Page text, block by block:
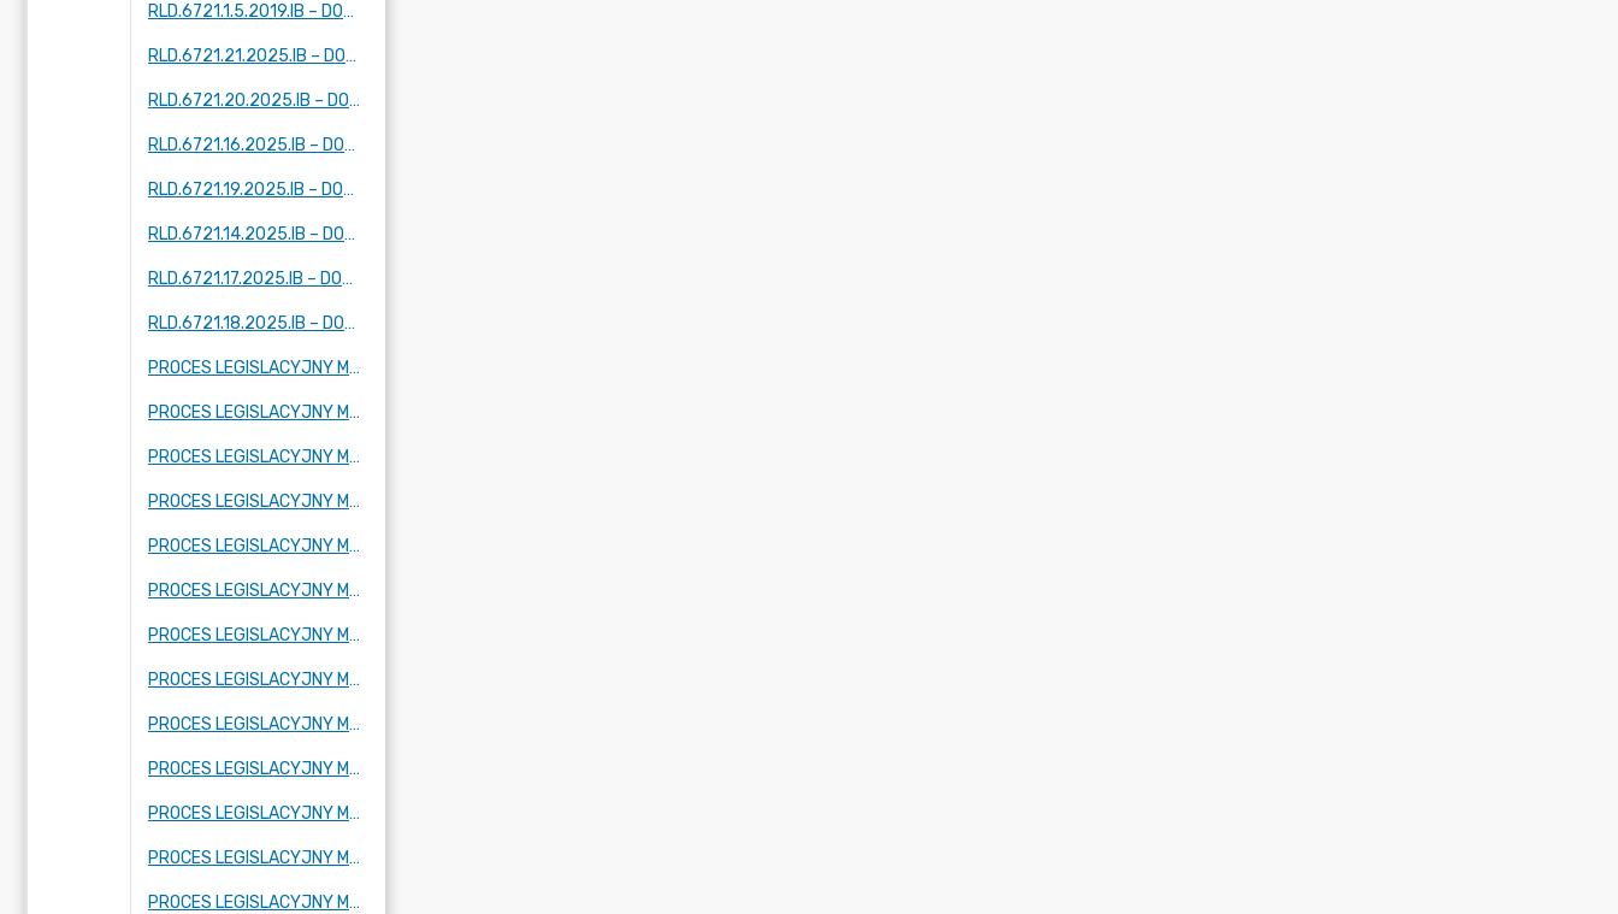
RLD.6721.1.5.2019.IB – DOTYCZY FRAGMENTÓW MIEJSCOWOŚCI: KRZE DUŻE, ADAMÓW-PARCEL, RADZIEJOWICE
RLD.6721.21.2025.IB – DOTYCZY FRAGMENTU MIEJSCOWOŚCI: ZAZDROŚĆ
RLD.6721.20.2025.IB – DOTYCZY FRAGMENTU MIEJSCOWOŚCI: RADZIEJOWICE
RLD.6721.16.2025.IB – DOTYCZY DWÓCH FRAGMENTÓW MIEJSCOWOŚCI: KUKLÓWKA ZARZECZNA
RLD.6721.19.2025.IB – DOTYCZY DWÓCH FRAGMENTÓW MIEJSCOWOŚCI: KUKLÓWKA ZARZECZNA
RLD.6721.14.2025.IB – DOTYCZY FRAGMENTU MIEJSCOWOŚCI: TARTAK BRZÓZKI, KORYTÓW (I I II) ZBOISKA, KAMIONKA
RLD.6721.17.2025.IB – DOTYCZY FRAGMENTU MIEJSCOWOŚCI: ADAMÓW -WIEŚ, KUKLÓWKA ZARZECZNA I KRZE DUŻE
RLD.6721.18.2025.IB – DOTYCZY FRAGMENTU MIEJSCOWOŚCI KUKLÓWKA ZARZECZNA.
PROCES LEGISLACYJNY MPZP OBEJMUJĄCY FRAGMENT MIEJSCOWOŚCI RADZIEJOWICE PARCEL
PROCES LEGISLACYJNY MPZP OBEJMUJĄCY FRAGMENT MIEJSCOWOŚCI BUDY MSZCZONOWSKIE
PROCES LEGISLACYJNY MPZP OBEJMUJĄCY FRAGMENT MIEJSCOWOŚCI KRZE DUŻE
PROCES LEGISLACYJNY MPZP OBEJMUJĄCY FRAGMENT MIEJSCOWOŚCI RADZIEJOWICE, FRAGMENTY MIEJSCOWOŚCI RADZIEJOWICE-PARCEL ORAZ FRAGMENTY MIEJSCOWOŚCI ZBOISKA
PROCES LEGISLACYJNY MPZP OBEJMUJĄCY FRAGMENT MIEJSCOWOŚCI SŁABOMIERZ, FRAGMENT MIEJSCOWOŚCI BUDY MSZCZONOWSKIE, FRAGMENT MIEJSCOWOŚCI KRZYŻÓWKA ORAZ FRAGMENT MIEJSCOWOŚCI ZAZDROŚĆ
PROCES LEGISLACYJNY MPZP OBEJMUJĄCY FRAGMENT MIEJSCOWOŚCI KRZE DUŻE
PROCES LEGISLACYJNY MPZP OBEJMUJĄCY FRAGMENT MIEJSCOWOŚCI ADAMÓW-WIEŚ ORAZ FRAGMENT MIEJSCOWOŚCI KUKLÓWKA RADZIEJOWICKA
PROCES LEGISLACYJNY MPZP OBEJMUJĄCY FRAGMENT MIEJSCOWOŚCI CHROBOTY
PROCES LEGISLACYJNY MPZP OBEJMUJĄCY FRAGMENT MIEJSCOWOŚCI KORYTÓW
PROCES LEGISLACYJNY MPZP OBEJMUJĄCY FRAGMENT MIEJSCOWOŚCI ADAMÓW-PARCEL ORAZ FRAGMENT MIEJSCOWOŚCI BUDY JÓZEFOWSKIE
PROCES LEGISLACYJNY MPZP OBEJMUJĄCY FRAGMENT MIEJSCOWOŚCI RADZIEJOWICE
PROCES LEGISLACYJNY MPZP OBEJMUJĄCY FRAGMENT MIEJSCOWOŚCI KRZYŻÓWKA
PROCES LEGISLACYJNY MPZP OBEJMUJĄCY FRAGMENT MIEJSCOWOŚCI BENENARD